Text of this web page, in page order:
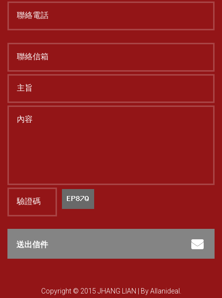
送出信件
Copyright © 2015 JHANG LIAN | ByAllanideal.